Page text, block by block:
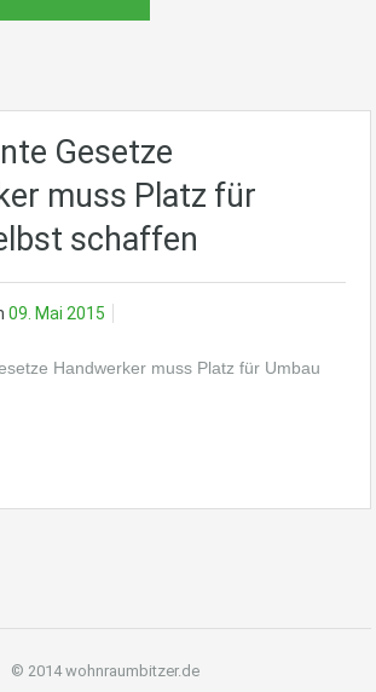
Gesetze
muss Platz für
schaffen
09. Mai 2015
© 2014 wohnraumbitzer.de